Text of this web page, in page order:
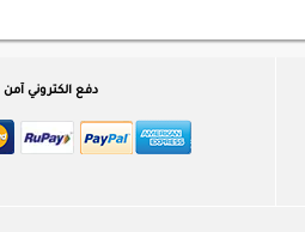
دفع الكتروني آمن